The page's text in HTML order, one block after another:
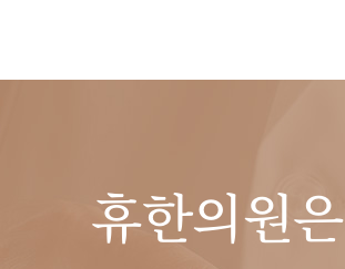
휴한의원은